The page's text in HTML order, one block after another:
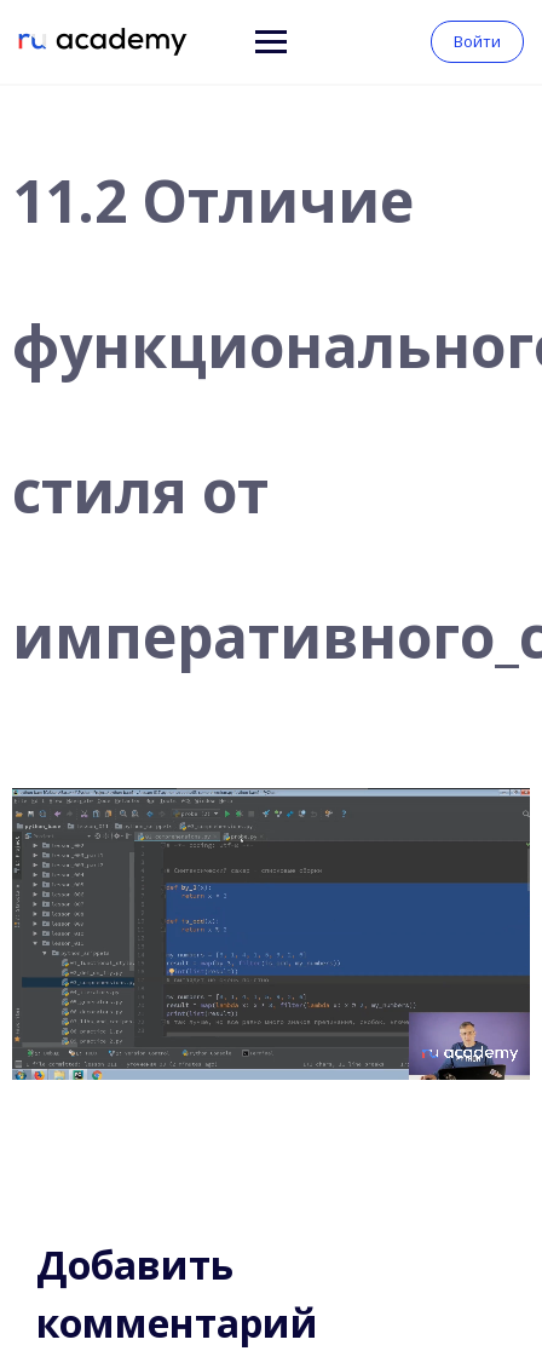
Войти
11.2 Отличие
стиля от
Добавить
комментарий